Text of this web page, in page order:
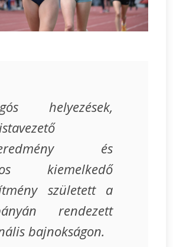
helyezések,
és
kiemelkedő
született a
rendezett
bajnokságon.